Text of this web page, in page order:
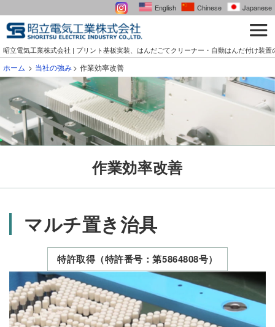
English Chinese Japanese
昭立電気工業株式会社 | プリント基板実装、はんだごてクリーナー・自動はんだ付け装置
ホーム 当社の強み 作業効率改善
作業効率改善
マルチ置き治具
特許取得（特許番号：第5864808号）